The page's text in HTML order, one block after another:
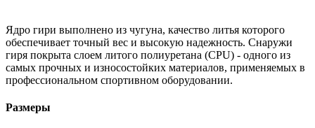
Ядро гири выполнено из чугуна, качество литья которого
обеспечивает точный вес и высокую надежность. Снаружи
гиря покрыта слоем литого полиуретана (CPU) - одного из
самых прочных и износостойких материалов, применяемых в
профессиональном спортивном оборудовании.
Размеры